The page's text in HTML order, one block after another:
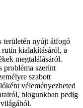
területén nyújt átfogó
rutin kialakításáról, a
megtalálásáról.
probléma szerint
szabott
véleményezheted
blogunkban pedig